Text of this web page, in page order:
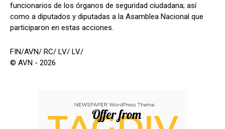
funcionarios de los órganos de seguridad ciudadana; así
como a diputados y diputadas a la Asamblea Nacional que
participaron en estas acciones.
FIN/AVN/ RC/ LV/ LV/
© AVN - 2026